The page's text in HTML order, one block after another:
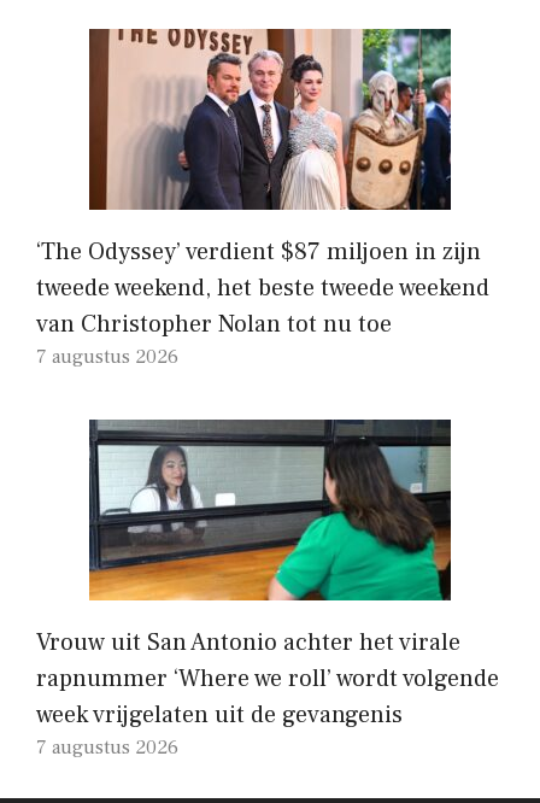
‘The Odyssey’ verdient $87 miljoen in zijn
tweede weekend, het beste tweede weekend
van Christopher Nolan tot nu toe
7 augustus 2026
Vrouw uit San Antonio achter het virale
rapnummer ‘Where we roll’ wordt volgende
week vrijgelaten uit de gevangenis
7 augustus 2026